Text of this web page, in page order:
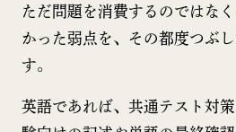
ただ問題を消費するのではな
かった弱点を、その都度つぶ
す。
英語であれば、共通テスト対